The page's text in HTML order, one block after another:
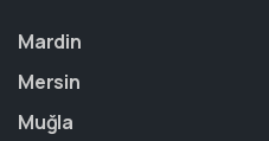
Mardin
Mersin
Muğla